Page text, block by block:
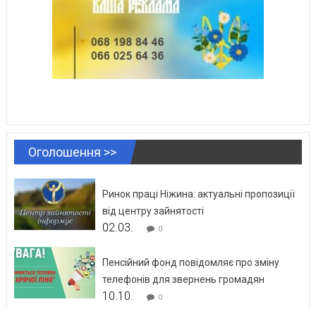
Оголошення >>
Ринок праці Ніжина: актуальні пропозиції
від центру зайнятості
02.03. 0
Пенсійний фонд повідомляє про зміну
телефонів для звернень громадян
10.10. 0